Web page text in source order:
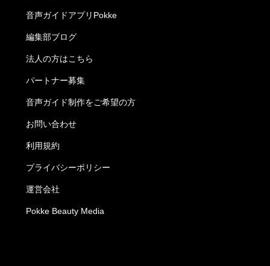
音声ガイドアプリPokke
編集部ブログ
法人の方はこちら
パートナー募集
音声ガイド制作をご希望の方
お問い合わせ
利用規約
プライバシーポリシー
運営会社
Pokke Beauty Media